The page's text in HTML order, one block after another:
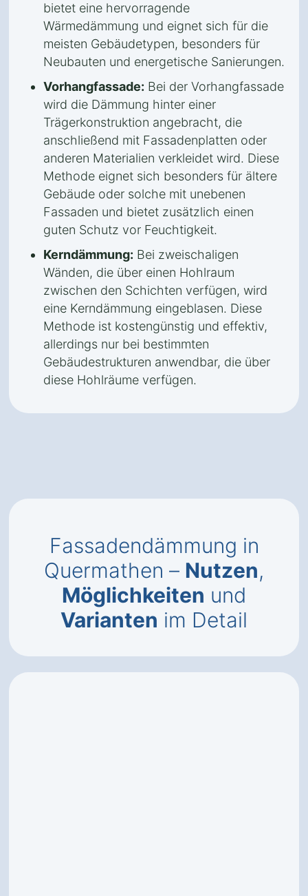
bietet eine hervorragende
Wärmedämmung und eignet sich für die
meisten Gebäudetypen, besonders für
Neubauten und energetische Sanierungen.
Vorhangfassade: Bei der Vorhangfassade
wird die Dämmung hinter einer
Trägerkonstruktion angebracht, die
anschließend mit Fassadenplatten oder
anderen Materialien verkleidet wird. Diese
Methode eignet sich besonders für ältere
Gebäude oder solche mit unebenen
Fassaden und bietet zusätzlich einen
guten Schutz vor Feuchtigkeit.
Kerndämmung: Bei zweischaligen
Wänden, die über einen Hohlraum
zwischen den Schichten verfügen, wird
eine Kerndämmung eingeblasen. Diese
Methode ist kostengünstig und effektiv,
allerdings nur bei bestimmten
Gebäudestrukturen anwendbar, die über
diese Hohlräume verfügen.
Fassadendämmung in
Quermathen – Nutzen,
Möglichkeiten und
Varianten im Detail